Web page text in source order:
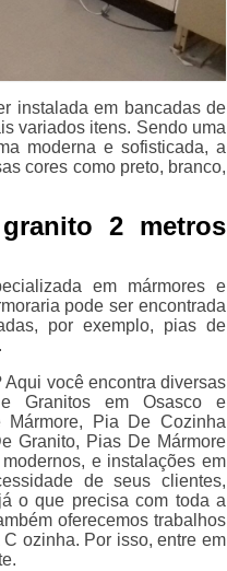
instalada em bancadas de
variados itens. Sendo uma
moderna e sofisticada, a
cores como preto, branco,
2 metros
em mármores e
pode ser encontrada
por exemplo, pias de
você encontra diversas
Granitos em Osasco e
Pia De Cozinha
Granito, Pias De Mármore
e instalações em
de seus clientes,
o que precisa com toda a
oferecemos trabalhos
ozinha. Por isso, entre em